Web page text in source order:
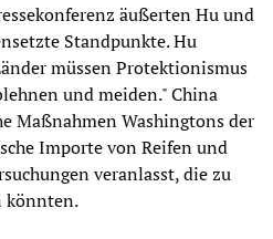
äußerten Hu und
Standpunkte. Hu
müssen Protektionismus
und meiden." China
Maßnahmen Washingtons der
Importe von Reifen und
veranlasst, die zu
könnten.